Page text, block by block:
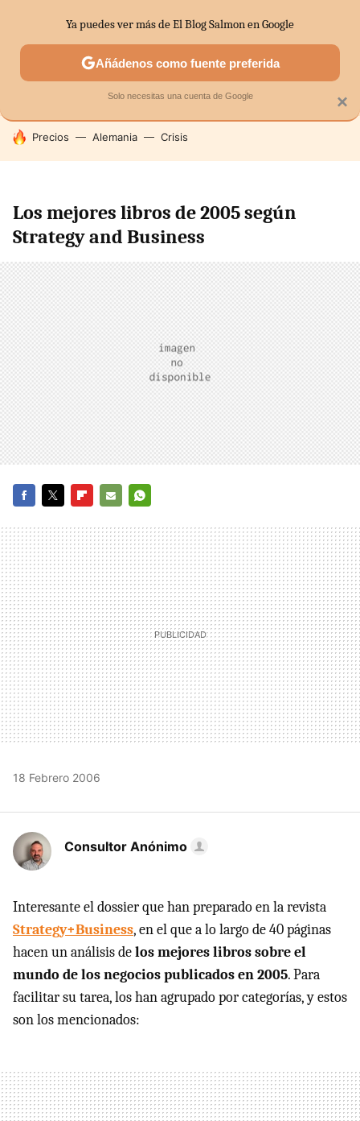
SECTORES ECONOMÍA DOMÉSTICA MERCADOS
HOY SE HABLA DE
Precios Alemania Crisis
Los mejores libros de 2005 según
Strategy and Business
MAIL
18 Febrero 2006
Consultor Anónimo
Interesante el dossier que han preparado en la revista
Strategy+Business, en el que a lo largo de 40 páginas
hacen un análisis delos mejores libros sobre el
mundo de los negocios publicados en 2005. Para
facilitar su tarea, los han agrupado por categorías, y estos
son los mencionados:
×
Ya puedes ver más de El Blog Salmon en Google
Añádenos como fuente preferida
Solo necesitas una cuenta de Google